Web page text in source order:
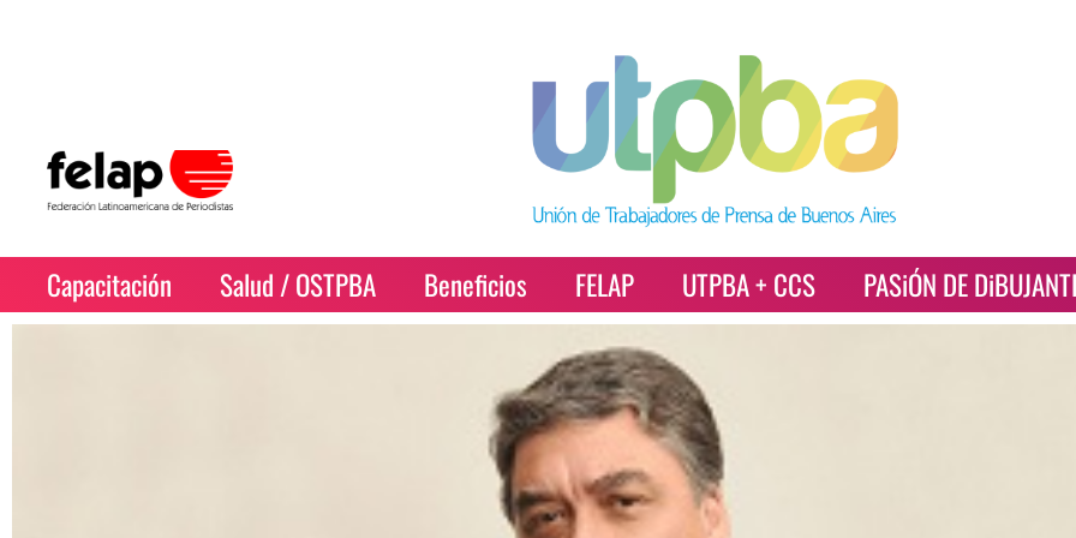
Capacitación Salud / OSTPBA Beneficios FELAP UTPBA + CCS PASiÓN DE